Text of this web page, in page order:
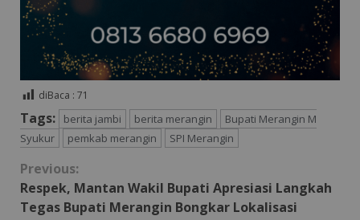
diBaca : 71
Tags: berita jambi berita merangin
Bupati Merangin M
Syukur
pemkab merangin SPI Merangin
Continue
Reading
Previous:
Respek, Mantan Wakil Bupati Apresiasi Langkah
Tegas Bupati Merangin Bongkar Lokalisasi